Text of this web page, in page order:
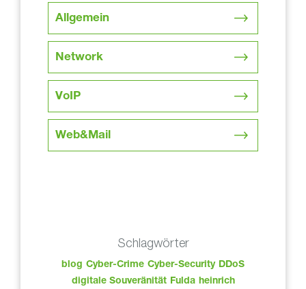
Allgemein
Network
VoIP
Web&Mail
Schlagwörter
blog Cyber-Crime Cyber-Security DDoS
digitale Souveränität Fulda heinrich